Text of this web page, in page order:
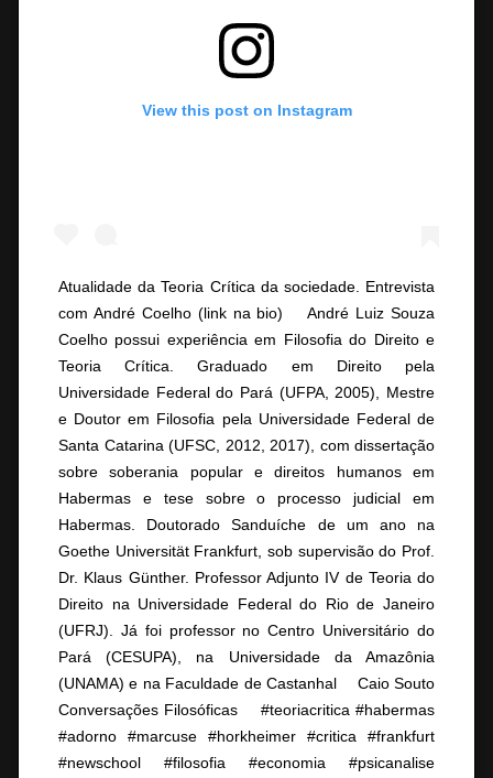
View this post on Instagram
Atualidade da Teoria Crítica da sociedade. Entrevista
com André Coelho (link na bio) ⠀ André Luiz Souza
Coelho possui experiência em Filosofia do Direito e
Teoria Crítica. Graduado em Direito pela
Universidade Federal do Pará (UFPA, 2005), Mestre
e Doutor em Filosofia pela Universidade Federal de
Santa Catarina (UFSC, 2012, 2017), com dissertação
sobre soberania popular e direitos humanos em
Habermas e tese sobre o processo judicial em
Habermas. Doutorado Sanduíche de um ano na
Goethe Universität Frankfurt, sob supervisão do Prof.
Dr. Klaus Günther. Professor Adjunto IV de Teoria do
Direito na Universidade Federal do Rio de Janeiro
(UFRJ). Já foi professor no Centro Universitário do
Pará (CESUPA), na Universidade da Amazônia
(UNAMA) e na Faculdade de Castanhal ⠀ Caio Souto
Conversações Filosóficas ⠀ #teoriacritica #habermas
#adorno #marcuse #horkheimer #critica #frankfurt
#newschool #filosofia #economia #psicanalise